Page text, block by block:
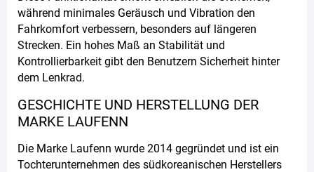
während minimales Geräusch und Vibration den
Fahrkomfort verbessern, besonders auf längeren
Strecken. Ein hohes Maß an Stabilität und
Kontrollierbarkeit gibt den Benutzern Sicherheit hinter
dem Lenkrad.
GESCHICHTE UND HERSTELLUNG DER
MARKE LAUFENN
Die Marke Laufenn wurde 2014 gegründet und ist ein
Tochterunternehmen des südkoreanischen Herstellers